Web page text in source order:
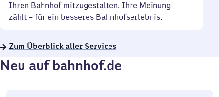
Ihren Bahnhof mitzugestalten. Ihre Meinung
zählt – für ein besseres Bahnhofserlebnis.
Zum Überblick aller Services
Neu auf bahnhof.de